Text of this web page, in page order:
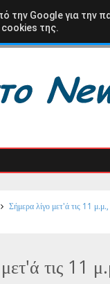
Σήμερα λίγο μετ'ά τις 11
τις 11
την Google για την
της.